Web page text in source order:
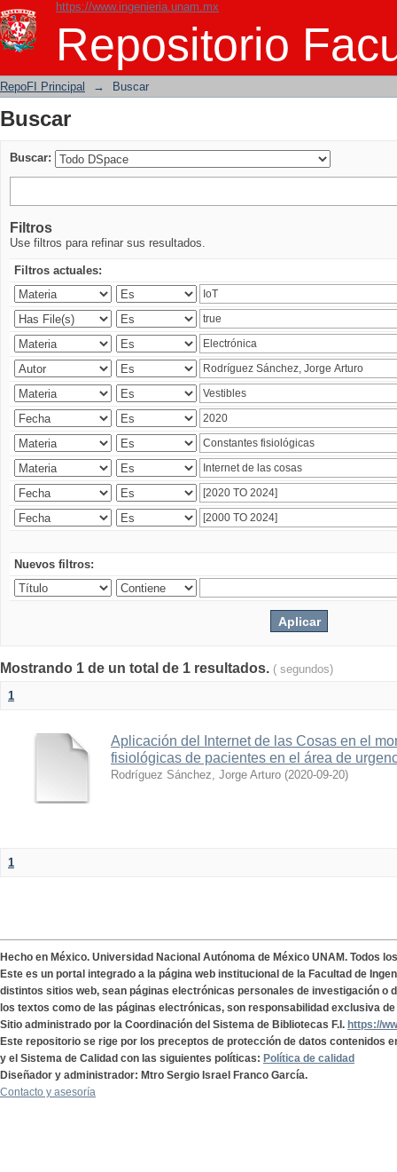
https://www.ingenieria.unam.mx
Repositorio
Buscar
RepoFI Principal → Buscar
Buscar
Buscar:
Filtros
Use filtros para refinar sus resultados.
Filtros actuales:
Nuevos filtros:
Mostrando 1 de un total de 1 resultados. ( segundos)
1
Aplicación del Internet de las Cosas en el
fisiológicas de pacientes en el área de
Rodríguez Sánchez, Jorge Arturo (2020-09-20)
1
Hecho en México. Universidad Nacional Autónoma de México UNAM. Todos
Este es un portal integrado a la página web institucional de la Facultad de
distintos sitios web, sean páginas electrónicas personales de investigación o
los textos como de las páginas electrónicas, son responsabilidad exclusiva
Sitio administrado por la Coordinación del Sistema de Bibliotecas F.I. https://
Este repositorio se rige por los preceptos de protección de datos contenidos
y el Sistema de Calidad con las siguientes políticas: Política de calidad
Diseñador y administrador: Mtro Sergio Israel Franco García.
Contacto y asesoría